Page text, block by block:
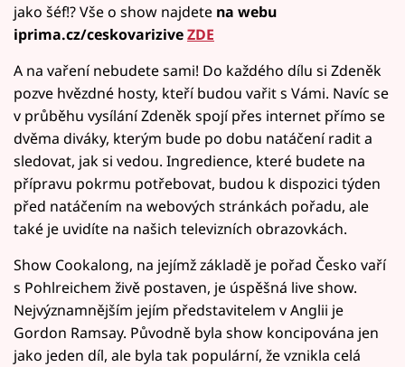
jako šéf!? Vše o show najdete na webu
iprima.cz/ceskovariziveZDE
A na vaření nebudete sami! Do každého dílu si Zdeněk
pozve hvězdné hosty, kteří budou vařit s Vámi. Navíc se
v průběhu vysílání Zdeněk spojí přes internet přímo se
dvěma diváky, kterým bude po dobu natáčení radit a
sledovat, jak si vedou. Ingredience, které budete na
přípravu pokrmu potřebovat, budou k dispozici týden
před natáčením na webových stránkách pořadu, ale
také je uvidíte na našich televizních obrazovkách.
Show Cookalong, na jejímž základě je pořad Česko vaří
s Pohlreichem živě postaven, je úspěšná live show.
Nejvýznamnějším jejím představitelem v Anglii je
Gordon Ramsay. Původně byla show koncipována jen
jako jeden díl, ale byla tak populární, že vznikla celá